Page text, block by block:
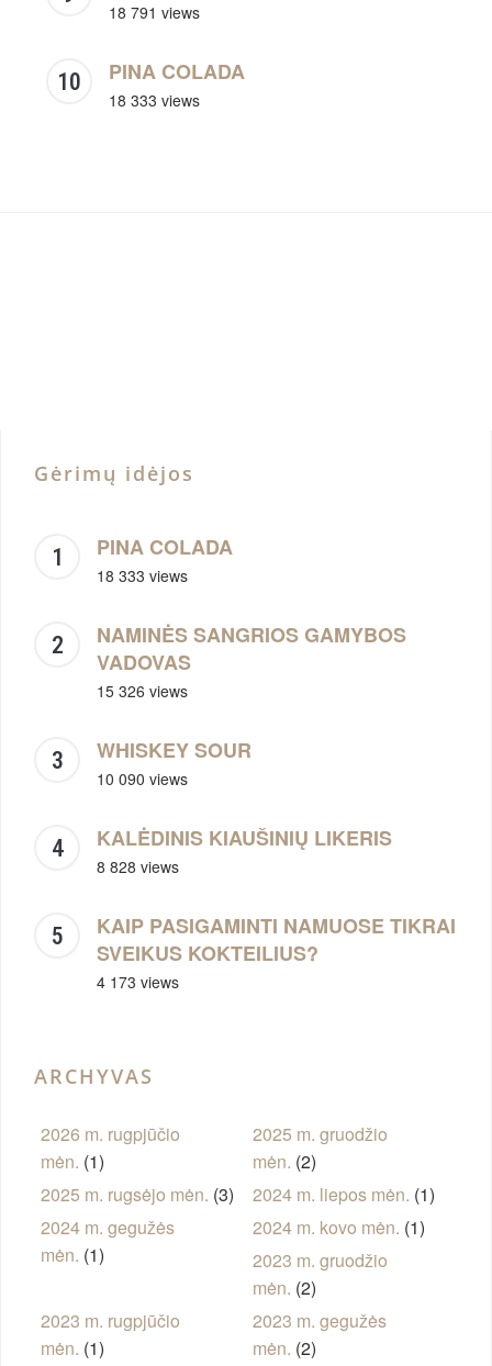
18 791 views
PINA COLADA
18 333 views
Gėrimų idėjos
PINA COLADA
18 333 views
NAMINĖS SANGRIOS GAMYBOS
VADOVAS
15 326 views
WHISKEY SOUR
10 090 views
KALĖDINIS KIAUŠINIŲ LIKERIS
8 828 views
KAIP PASIGAMINTI NAMUOSE TIKRAI
SVEIKUS KOKTEILIUS?
4 173 views
ARCHYVAS
2026 m. rugpjūčio
mėn. (1)
2025 m. gruodžio
mėn. (2)
2025 m. rugsėjo mėn. (3) 2024 m. liepos mėn. (1)
2024 m. gegužės
mėn. (1)
2024 m. kovo mėn. (1)
2023 m. gruodžio
mėn. (2)
2023 m. rugpjūčio
mėn. (1)
2023 m. gegužės
mėn. (2)